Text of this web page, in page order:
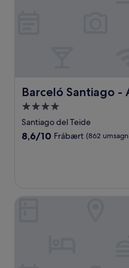
Barceló Santiago -
Barceló Santiago -
4.0
stjörnu
gististaður
Santiago del Teide
8.6
8,6/10 Frábært (862